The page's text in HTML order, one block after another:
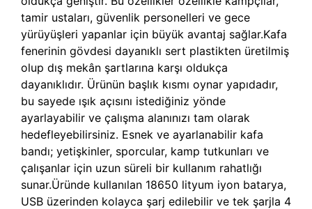
tamir ustaları, güvenlik personelleri ve gece
yürüyüşleri yapanlar için büyük avantaj sağlar.Kafa
fenerinin gövdesi dayanıklı sert plastikten üretilmiş
olup dış mekân şartlarına karşı oldukça
dayanıklıdır. Ürünün başlık kısmı oynar yapıdadır,
bu sayede ışık açısını istediğiniz yönde
ayarlayabilir ve çalışma alanınızı tam olarak
hedefleyebilirsiniz. Esnek ve ayarlanabilir kafa
bandı; yetişkinler, sporcular, kamp tutkunları ve
çalışanlar için uzun süreli bir kullanım rahatlığı
sunar.Üründe kullanılan 18650 lityum iyon batarya,
USB üzerinden kolayca şarj edilebilir ve tek şarjla 4